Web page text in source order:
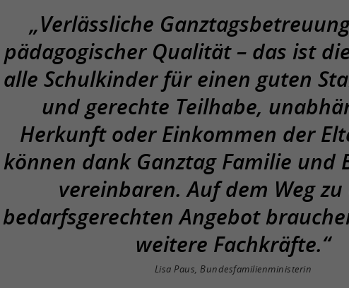
„Verlässliche
pädagogischer Qualität – das ist
alle Schulkinder für einen guten
und gerechte Teilhabe,
Herkunft oder Einkommen der
können dank Ganztag Familie und
vereinbaren. Auf dem Weg
bedarfsgerechten Angebot
weitere Fachkräfte.“
Lisa Paus, Bundesfamilienministerin